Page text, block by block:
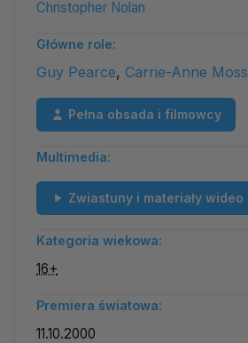
Christopher Nolan
Główne role:
Guy Pearce, Carrie-Anne Moss
Pełna obsada i filmowcy
Multimedia:
Zwiastuny i materiały wideo
Kategoria wiekowa:
16+
Premiera światowa:
11.10.2000